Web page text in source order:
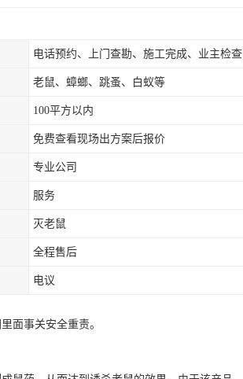
电话预约、上门查勘、施工完成、业主检查
老鼠、蟑螂、跳蚤、白蚁等
100平方以内
免费查看现场出方案后报价
专业公司
服务
灭老鼠
全程售后
电议
面事关安全重责。